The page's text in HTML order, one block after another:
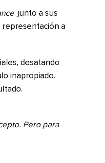
junto a sus
representación a
desatando
inapropiado.
Pero para